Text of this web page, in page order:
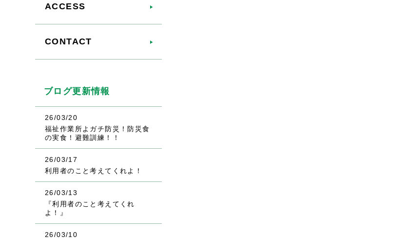
ACCESS
CONTACT
ブログ更新情報
26/03/20
福祉作業所よガチ防災！防災食
の実食！避難訓練！！
26/03/17
利用者のこと考えてくれよ！
26/03/13
『利用者のこと考えてくれ
よ！』
26/03/10